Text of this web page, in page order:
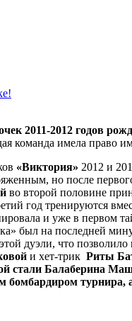
2011-2012 годов
команда имела право
«Виктория» 2012 и
но после
во второй половине
год тренируются
и уже в первом
был на последней
дуэли, что позволило
и хет-трик Риты
стали Балаберина
турнира,